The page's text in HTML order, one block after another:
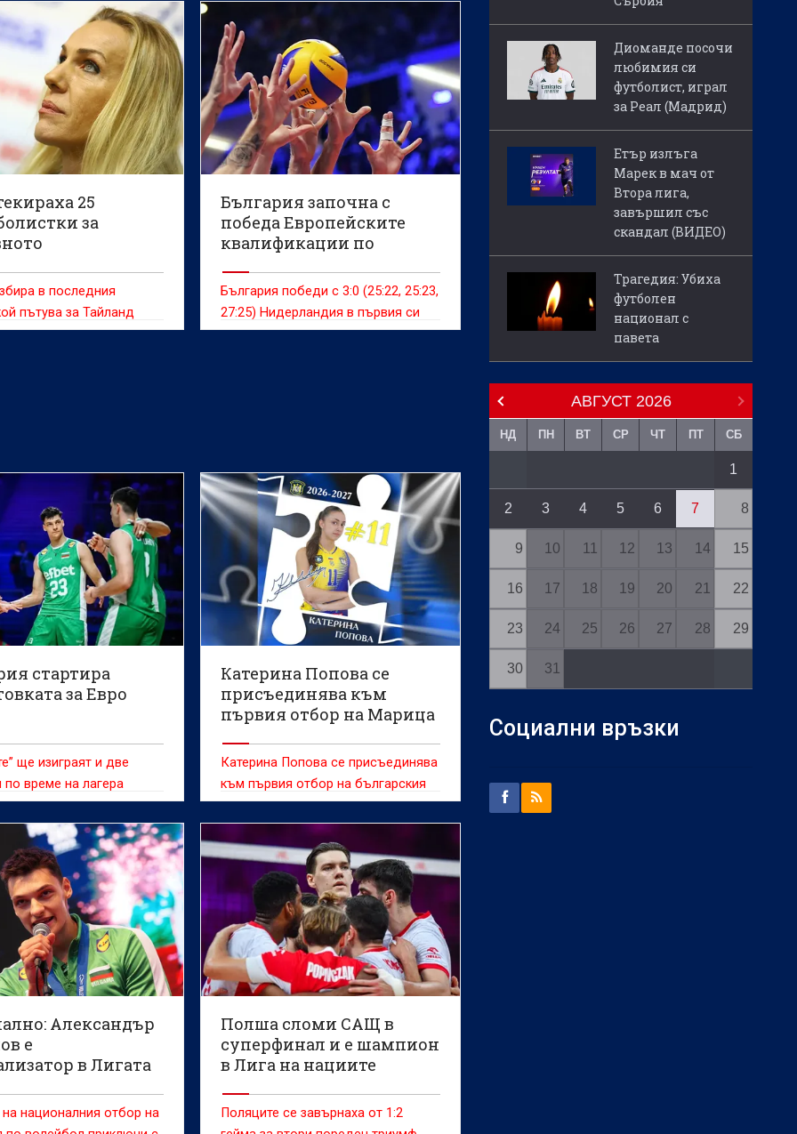
25
за
в последния
пътува за Тайланд
България започна с
победа Европейските
квалификации по
години (ВИДЕО)
България победи с 3:0 (25:22, 25:23,
27:25) Нидерландия в първия си
мач от квалификациите за
стартира
за Евро
ще изиграят и две
по време на лагера
Катерина Попова се
присъединява към
първия отбор на Марица
Катерина Попова се присъединява
към първия отбор на българския
волейболен първенец при жените
Марица (Пловдив), съобщиха от
клуба.
Александър
е
в Лигата
националния отбор на
Полша сломи САЩ в
суперфинал и е шампион
в Лига на нациите
Поляците се завърнаха от 1:2
Диоманде посочи
любимия си
футболист, играл
за Реал (Мадрид)
Етър излъга
Марек в мач от
Втора лига,
завършил със
скандал (ВИДЕО)
Трагедия: Убиха
футболен
национал с
павета
АВГУСТ 2026
НД ПН ВТ СР ЧТ ПТ СБ
1
2 3 4 5 6 7 8
9 10 11 12 13 14 15
16 17 18 19 20 21 22
23 24 25 26 27 28 29
30 31
Социални връзки